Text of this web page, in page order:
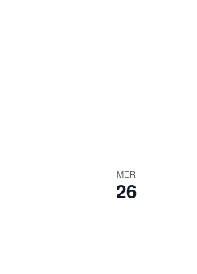
MER
26